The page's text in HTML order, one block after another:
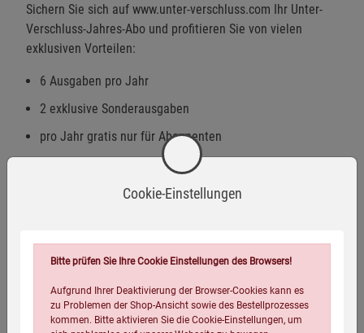
Sichern Sie sich auf www.unter-verschluss.com Ihr Unter-
Verschluss-Jahres-Abo und profitieren Sie von vielen
exklusiven Vorteilen:
6 Ausgaben pro Jahr
2 exklusive Sonderausgaben
pro Jahr gratis nur für Abonnenten
versandkostenfreie Lieferung
jederzeit kündbar
Wie sich die Geschichte seit 100 Jahren im Kreis dreht:
und Erkenntnis
Spionagebericht zu deutschen Wissenschaftlern in der
Cookie-Einstellungen
Bitte prüfen Sie Ihre Cookie Einstellungen des Browsers!
Aufgrund Ihrer Deaktivierung der Browser-Cookies kann es
zu Problemen der Shop-Ansicht sowie des Bestellprozesses
kommen. Bitte aktivieren Sie die Cookie-Einstellungen, um